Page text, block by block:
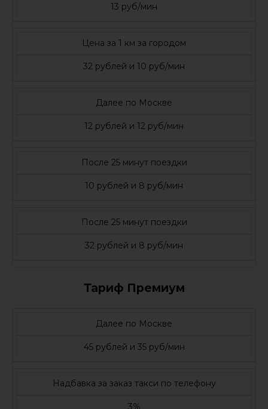
13 руб/мин
Цена за 1 км за городом
32 рублей и 10 руб/мин
Далее по Москве
12 рублей и 12 руб/мин
После 25 минут поездки
10 рублей и 8 руб/мин
После 25 минут поездки
32 рублей и 8 руб/мин
Тариф Премиум
Далее по Москве
45 рублей и 35 руб/мин
Надбавка за заказ такси по телефону
3%